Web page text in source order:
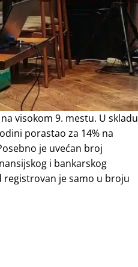
visokom 9. mestu. U skladu
porastao za 14% na
je uvećan broj
i bankarskog
registrovan je samo u broju